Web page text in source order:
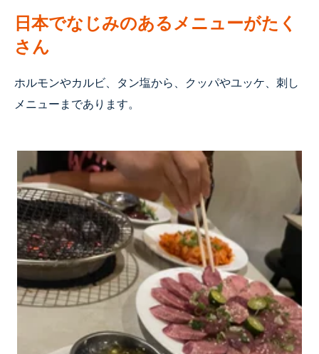
日本でなじみのあるメニューがたく
さん
ホルモンやカルビ、タン塩から、クッパやユッケ、刺し
メニューまであります。